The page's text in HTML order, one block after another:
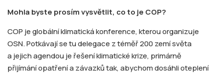
Mohla byste prosím vysvětlit, co to je COP?
COP je globální klimatická konference, kterou organizuje
OSN. Potkávají se tu delegace z téměř 200 zemí světa
a jejich agendou je řešení klimatické krize, primárně
přijímání opatření a závazků tak, abychom dosáhli oteplení